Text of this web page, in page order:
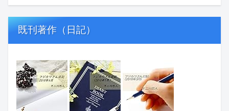
既刊著作（日記）